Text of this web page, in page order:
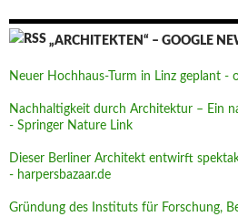
„ARCHITEKTEN“ – GOOGLE
Neuer Hochhaus-Turm in Linz geplant -
Nachhaltigkeit durch Architektur – Ein
- Springer Nature Link
Dieser Berliner Architekt entwirft
- harpersbazaar.de
Gründung des Instituts für Forschung,